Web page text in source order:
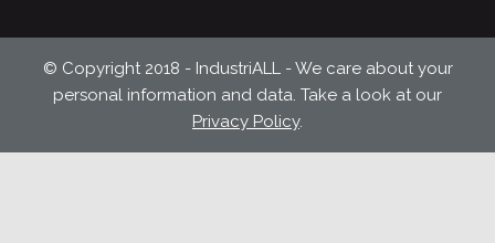
© Copyright 2018 - IndustriALL - We care about your
personal information and data. Take a look at our
Privacy Policy.